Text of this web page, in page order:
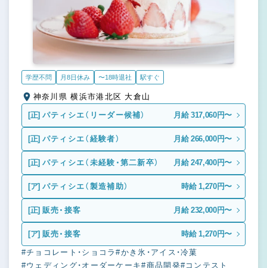
学歴不問 月8日休み 〜18時退社 駅すぐ
神奈川県 横浜市港北区 大倉山
[正] パティシエ（リーダー候補） 月給 317,060円〜
[正] パティシエ（経験者） 月給 266,000円〜
[正] パティシエ（未経験・第二新卒） 月給 247,400円〜
[ア] パティシエ（製造補助） 時給 1,270円〜
[正] 販売・接客 月給 232,000円〜
[ア] 販売・接客 時給 1,270円〜
#チョコレート・ショコラ#かき氷・アイス・冷菓
#ウェディング・オーダーケーキ#商品開発#コンテスト